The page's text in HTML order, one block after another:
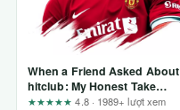
When a Friend Asked About
hitclub: My Honest Take
After Watching a Year of Use
★★★★★4.8 · 1989+ lượt xem